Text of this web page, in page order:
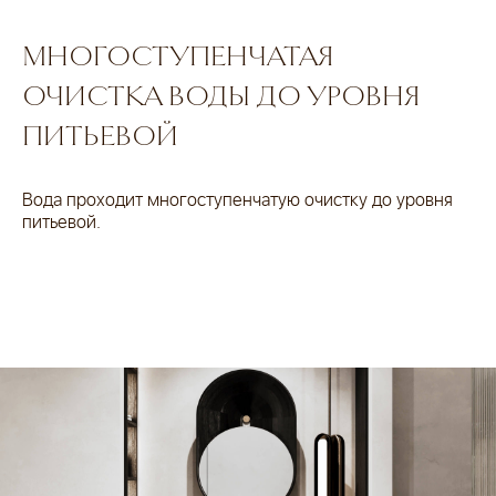
МНОГОСТУПЕНЧАТАЯ
ОЧИСТКА ВОДЫ ДО УРОВНЯ
ПИТЬЕВОЙ
Вода проходит многоступенчатую очистку до уровня
питьевой.
Дом, который отражает ваш
высокий статус